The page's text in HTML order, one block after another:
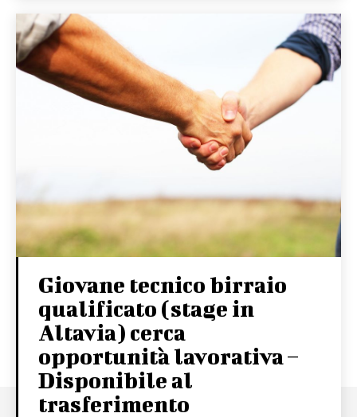
Giovane tecnico birraio
qualificato (stage in
Altavia) cerca
opportunità lavorativa –
Disponibile al
trasferimento